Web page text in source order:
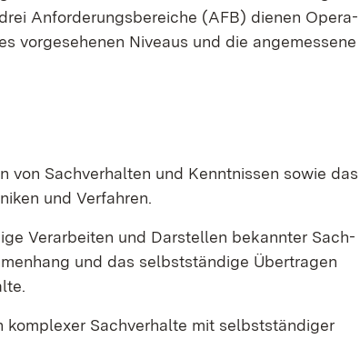
An­for­de­rungs­be­rei­che (AFB) die­nen Ope­ra­
vor­ge­se­he­nen Ni­veaus und die an­ge­mes­se­ne
von Sach­ver­hal­ten und Kennt­nis­sen so­wie das
und Ver­fah­ren.
Ver­ar­bei­ten und Dar­stel­len be­kann­ter Sach­
und das selbst­stän­di­ge Über­tra­gen
kom­ple­xer Sach­ver­hal­te mit selbst­stän­di­ger